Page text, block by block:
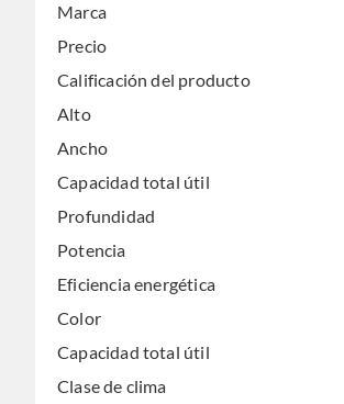
Marca
Precio
Calificación del producto
Alto
Ancho
Capacidad total útil
Profundidad
Potencia
Eficiencia energética
Color
Capacidad total útil
Clase de clima